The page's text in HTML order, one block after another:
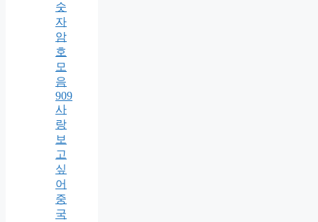
숫
자
암
호
모
음
909
사
랑
보
고
싶
어
중
국